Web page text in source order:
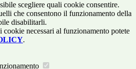
scegliere quali cookie consentire.
che consentono il funzionamento della
disabilitarli.
cookie necessari al funzionamento potete
.